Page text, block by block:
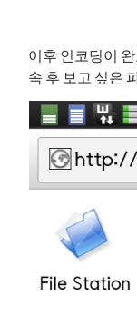
이후 인코딩이
속 후 보고 싶은